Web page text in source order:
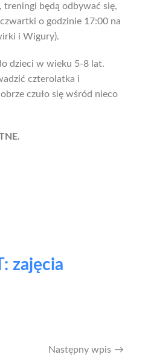
będą odbywać się,
o godzinie 17:00 na
i Wigury).
dzieci w wieku 5-8 lat.
czterolatka i
czuło się wśród nieco
zajęcia
Następny wpis